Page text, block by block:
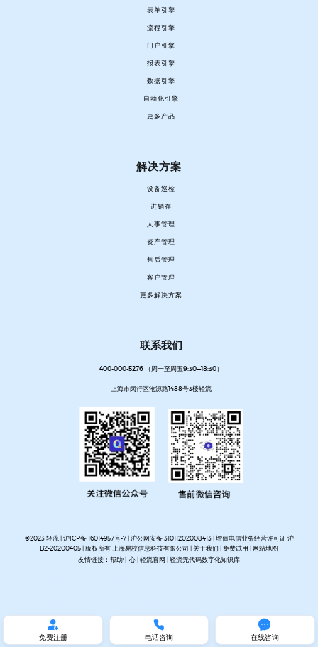
表单引擎
流程引擎
门户引擎
报表引擎
数据引擎
自动化引擎
更多产品
解决方案
设备巡检
进销存
人事管理
资产管理
售后管理
客户管理
更多解决方案
联系我们
400-000-5276 （周一至周五9:30—18:30）
上海市闵行区沧源路1488号3楼轻流
©2023 轻流 | 沪ICP备 16014957号-7| 沪公网安备 31011202008413 | 增值电信业务经营许可证 沪
B2-20200405 | 版权所有 上海易校信息科技有限公司 | 关于我们 免费试用
网站地图
友情链接： 帮助中心 轻流官网 轻流无代码数字化知识库
统搭建质量管理系统搭建

免费注册

电话咨询

在线咨询